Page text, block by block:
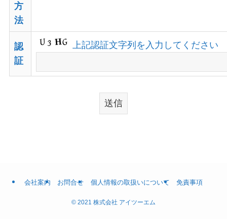
方
法
認
証
上記認証文字列を入力してください
会社案内 お問合せ 個人情報の取扱いについて 免責事項
© 2021 株式会社 アイツーエム